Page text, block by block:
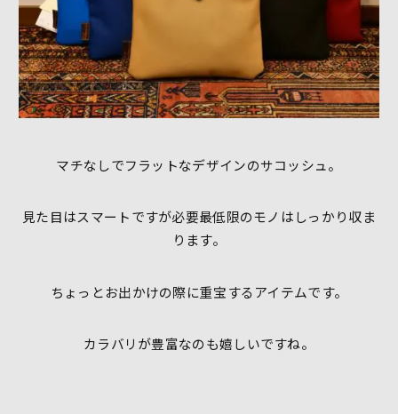
マチなしでフラットなデザインのサコッシュ。
見た目はスマートですが必要最低限のモノはしっかり収ま
ります。
ちょっとお出かけの際に重宝するアイテムです。
カラバリが豊富なのも嬉しいですね。